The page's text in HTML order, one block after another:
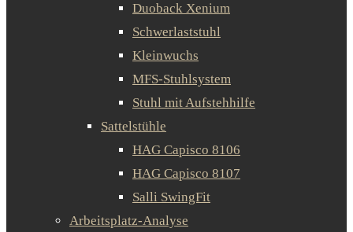
Duoback Xenium
Schwerlaststuhl
Kleinwuchs
MFS-Stuhlsystem
Stuhl mit Aufstehhilfe
Sattelstühle
HAG Capisco 8106
HAG Capisco 8107
Salli SwingFit
Arbeitsplatz-Analyse